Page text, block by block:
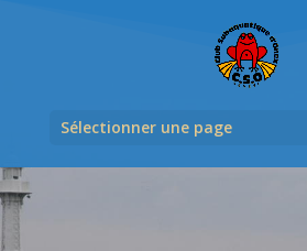
Sélectionner une page